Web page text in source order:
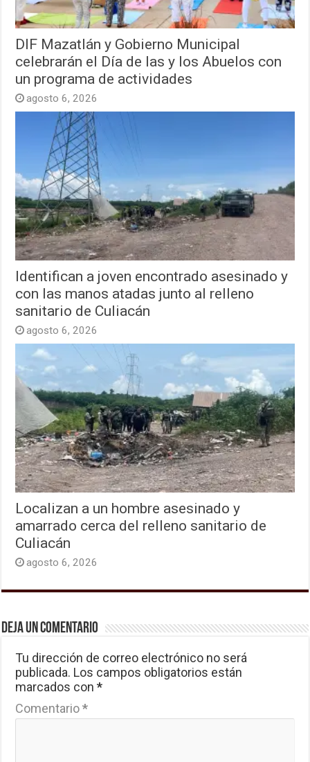
DIF Mazatlán y Gobierno Municipal
celebrarán el Día de las y los Abuelos con
un programa de actividades
agosto 6, 2026
Identifican a joven encontrado asesinado y
con las manos atadas junto al relleno
sanitario de Culiacán
agosto 6, 2026
Localizan a un hombre asesinado y
amarrado cerca del relleno sanitario de
Culiacán
agosto 6, 2026
Deja un comentario
Tu dirección de correo electrónico no será
publicada. Los campos obligatorios están
marcados con*
Comentario*